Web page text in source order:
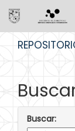
Buscar: